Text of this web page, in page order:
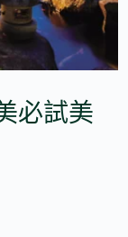
必試美